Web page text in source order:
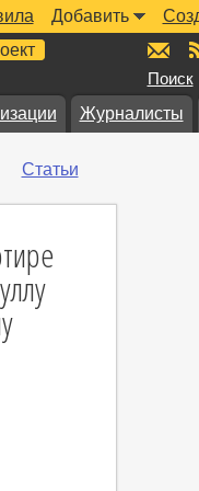
Добавить
Поиск
Журналисты
Статьи